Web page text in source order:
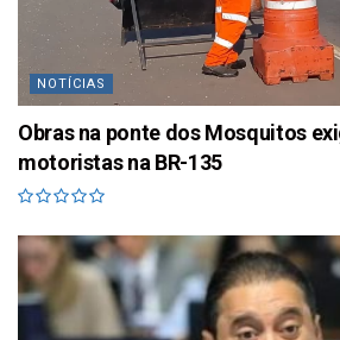
NOTÍCIAS
Obras na ponte dos Mosquitos
motoristas na BR-135